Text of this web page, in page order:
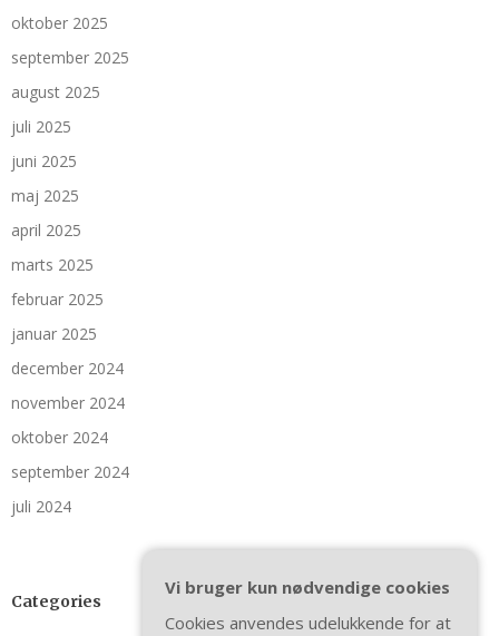
oktober 2025
september 2025
august 2025
juli 2025
juni 2025
maj 2025
april 2025
marts 2025
februar 2025
januar 2025
december 2024
november 2024
oktober 2024
september 2024
juli 2024
Categories
Vi bruger kun nødvendige cookies
Cookies anvendes udelukkende for at